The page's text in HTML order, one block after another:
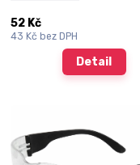
52 Kč
43 Kč bez DPH
Detail